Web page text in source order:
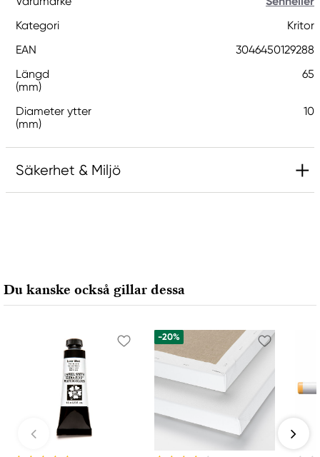
Kategori
Kritor
EAN
3046450129288
Längd
(mm)
65
Diameter ytter
(mm)
10
Säkerhet & Miljö
22002 Saint Brieuc cedex, France
mail@raphael.fr
Du kanske också gillar dessa
-20%